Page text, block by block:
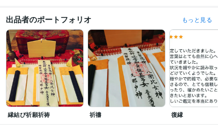
占い 霊感霊視霊聴・祈願祈禱師
復縁 縁結び 当たる占い 不倫
沖縄ユタ
子宝
出品者のポートフォリオ もっと見る
縁結び祈願祈祷 祈禱 復縁